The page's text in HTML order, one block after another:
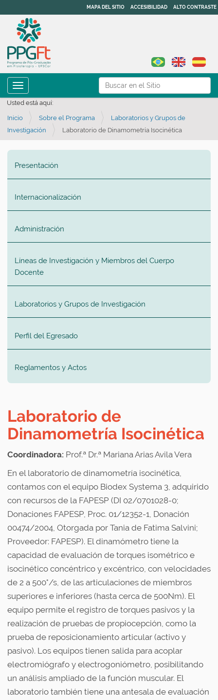
Buscar
Búsqueda Avanzada…
MAPA DEL SITIO ACCESIBILIDAD ALTO CONTRASTE
Toggle navigation
Usted está aquí:
Inicio Sobre el Programa
Laboratorios y Grupos de
Investigación
Laboratorio de Dinamometría Isocinética
Presentación
Internacionalización
Administración
Líneas de Investigación y Miembros del Cuerpo
Docente
Laboratorios y Grupos de Investigación
Perfil del Egresado
Reglamentos y Actos
Laboratorio de
Dinamometría Isocinética
Coordinadora: Prof.ª Dr.ª Mariana Arias Avila Vera
En el laboratorio de dinamometría isocinética,
contamos con el equipo Biodex Systema 3, adquirido
con recursos de la FAPESP (DI 02/0701028-0;
Donaciones FAPESP, Proc. 01/12352-1, Donación
00474/2004, Otorgada por Tania de Fatima Salvini;
Proveedor: FAPESP). El dinamómetro tiene la
capacidad de evaluación de torques isométrico e
isocinético concéntrico y excéntrico, con velocidades
de 2 a 500°/s, de las articulaciones de miembros
superiores e inferiores (hasta cerca de 500Nm). El
equipo permite el registro de torques pasivos y la
realización de pruebas de propiocepción, como la
prueba de reposicionamiento articular (activo y
pasivo). Los equipos tienen salida para acoplar
electromiógrafo y electrogoniómetro, posibilitando
un análisis ampliado de la función muscular. El
laboratorio también tiene una antesala de evaluación